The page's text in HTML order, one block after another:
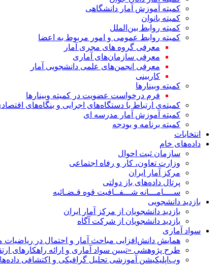
کمیته آموزش آمار دانشگاهی
کمیته بانوان
کمیته روابط بین‌الملل
کمیته روابط عمومی و امور مربوط به اعضا
معرفی گروه های مجری آمار
معرفی سازمان‌های آماری
معرفی انجمن‌های علمی دانشجویی آمار
کاربینی
کمیته وبینارها
فرم درخواست عضویت در کمیته وبینارها
کمیته‌ی ارتباط با دستگاه‌های اجرایی و بنگاه‌های
کمیته آموزش آمار مدرسه ای
کمیته برنامه و بودجه
انتخابات
داده‌های خام
سازمان ثبت احوال
وزارت تعاون، کار و رفاه اجتماعی
مرکز آمار ایران
پرتال داده‌های باز دولتی
ســــامـــانه شـــفــافیت قوه قـضـائیه
بازدید دانشجویی
بازدید دانشجویان از مرکز آمار ایران
بازدید دانشجویان از شرکت آگاه
سواد آماری
همایش دانش‌افزایی مباحث آمار و احتمال در
طرح پژوهشی «تبیین سواد آماری و ارائه راهکارهای
وب‌اپلیکیشن آموزشی تحلیل گرافیکی و اکتشافی داده‌ها